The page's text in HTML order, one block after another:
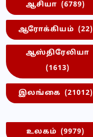
ஆசியா (6789)
ஆரோக்கியம் (22)
ஆஸ்திரேலியா
(1613)
இலங்கை (21012)
உலகம் (9979)